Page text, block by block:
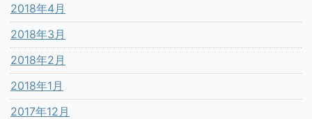
2018年4月
2018年3月
2018年2月
2018年1月
2017年12月